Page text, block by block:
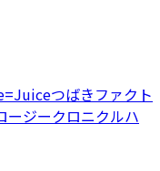
つばきファクト
ージークロニクルハ